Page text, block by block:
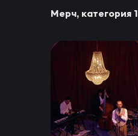
Мерч, категория 1